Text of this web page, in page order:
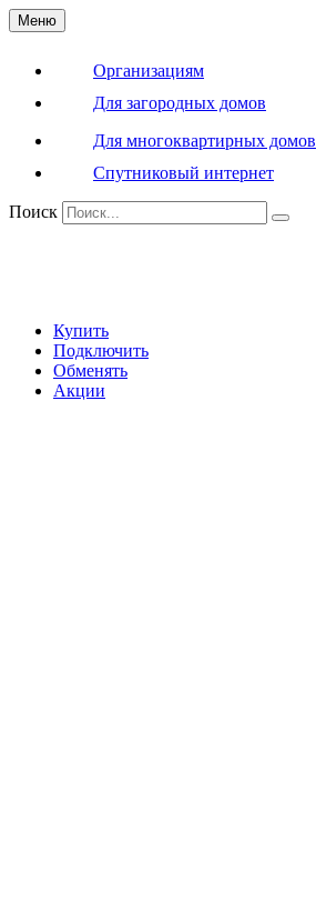
Меню
Организациям
Для загородных домов
Для многоквартирных домов
Спутниковый интернет
Поиск
Купить
Подключить
Обменять
Акции